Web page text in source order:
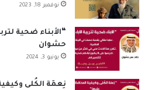
نوفمبر 18, 2023
“الأبناء ضحية
حشوان
يونيو 3, 2024
نِعمَة الكُلى